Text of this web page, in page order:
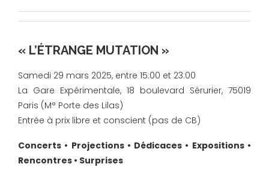
« L’ÉTRANGE MUTATION »
Samedi 29 mars 2025, entre 15:00 et 23:00
La Gare Expérimentale, 18 boulevard Sérurier, 75019
Paris (M° Porte des Lilas)
Entrée à prix libre et conscient (pas de CB)
Concerts • Projections • Dédicaces • Expositions •
Rencontres • Surprises